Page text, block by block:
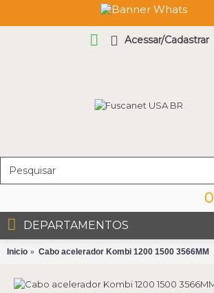
Acessar/Cadastrar
0
DEPARTAMENTOS
Inicio Cabo acelerador Kombi 1200 1500 3566MM